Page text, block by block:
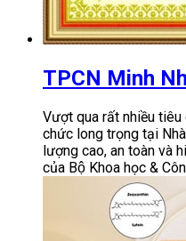
TPCN Minh
Vượt qua rất nhiều
chức long trọng tại
lượng cao, an toàn và
của Bộ Khoa học &